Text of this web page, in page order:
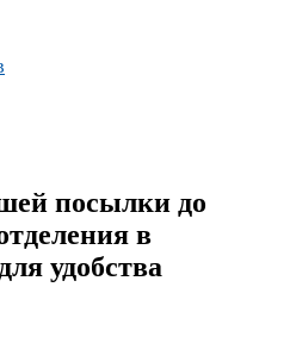
посылки до
в
удобства